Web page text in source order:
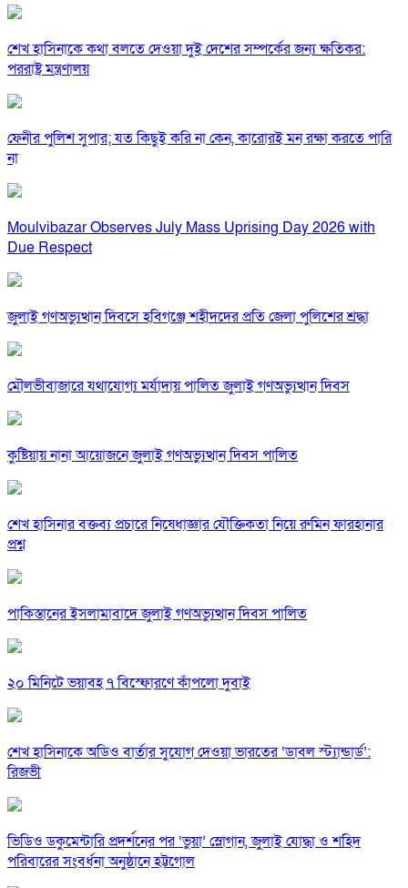
শেখ হাসিনাকে কথা বলতে দেওয়া দুই দেশের সম্পর্কের জন্য ক্ষতিকর:
পররাষ্ট্র মন্ত্রণালয়
ফেনীর পুলিশ সুপার; যত কিছুই করি না কেন, কারোরই মন রক্ষা করতে পারি
না
Moulvibazar Observes July Mass Uprising Day 2026 with
Due Respect
জুলাই গণঅভ্যুত্থান দিবসে হবিগঞ্জে শহীদদের প্রতি জেলা পুলিশের শ্রদ্ধা
মৌলভীবাজারে যথাযোগ্য মর্যাদায় পালিত জুলাই গণঅভ্যুত্থান দিবস
কুষ্টিয়ায় নানা আয়োজনে জুলাই গণঅভ্যুত্থান দিবস পালিত
শেখ হাসিনার বক্তব্য প্রচারে নিষেধাজ্ঞার যৌক্তিকতা নিয়ে রুমিন ফারহানার
প্রশ্ন
পাকিস্তানের ইসলামাবাদে জুলাই গণঅভ্যুত্থান দিবস পালিত
২০ মিনিটে ভয়াবহ ৭ বিস্ফোরণে কাঁপলো দুবাই
শেখ হাসিনাকে অডিও বার্তার সুযোগ দেওয়া ভারতের ‘ডাবল স্ট্যান্ডার্ড’:
রিজভী
ভিডিও ডকুমেন্টারি প্রদর্শনের পর ‘ভুয়া’ স্লোগান, জুলাই যোদ্ধা ও শহিদ
পরিবারের সংবর্ধনা অনুষ্ঠানে হট্টগোল